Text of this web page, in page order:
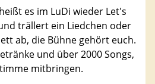
es im LuDi wieder Let's
trällert ein Liedchen oder
ab, die Bühne gehört euch.
und über 2000 Songs,
mitbringen.